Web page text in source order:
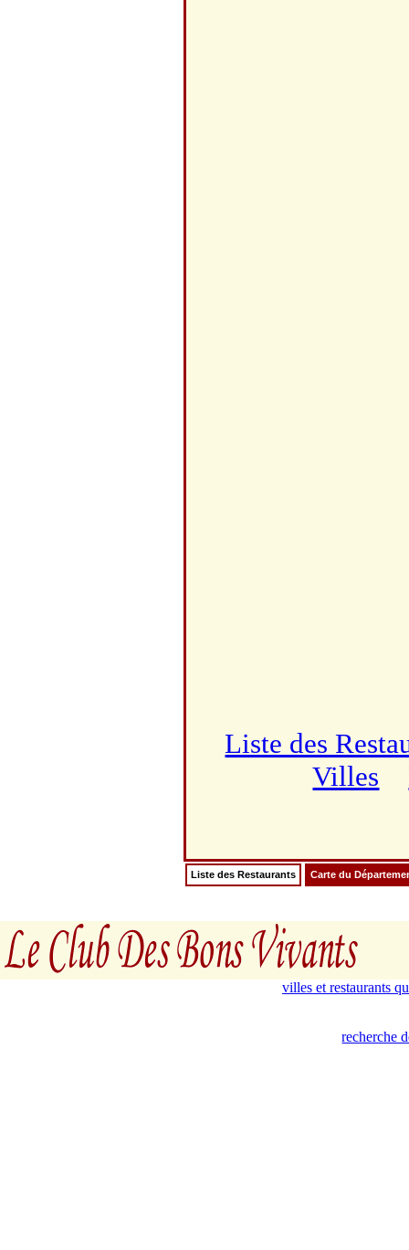
Liste des
Villes
Liste des Restaurants Carte du
villes et restaurants
recherche